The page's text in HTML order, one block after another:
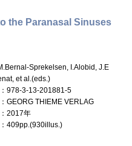
the Paranasal Sinuses
Sprekelsen, I.Alobid, J.E
et al.(eds.)
：978-3-13-201881-5
：GEORG THIEME VERLAG
：2017年
：409pp.(930illus.)